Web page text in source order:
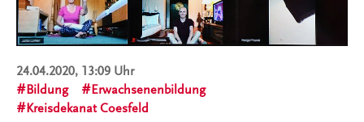
24.04.2020, 13:09 Uhr
Bildung
Erwachsenenbildung
Kreisdekanat Coesfeld